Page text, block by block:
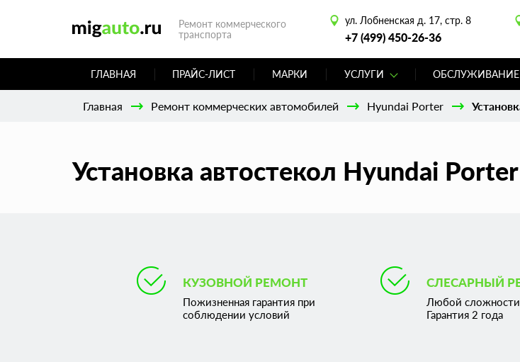
Ремонт коммерческого
транспорта
ул. Лобненская д. 17, стр. 8
+7 (499) 450-26-36
ГЛАВНАЯ ПРАЙС-ЛИСТ МАРКИ УСЛУГИ
Главная Ремонт коммерческих автомобилей Hyundai Porter
Установка автостекол Hyundai
КУЗОВНОЙ РЕМОНТ
Пожизненная гарантия при
соблюдении условий
СЛЕСАРНЫЙ
Любой
Гарантия 2 года